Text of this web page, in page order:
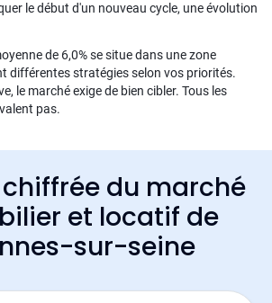
le début d'un nouveau cycle, une évolution
de 6,0% se situe dans une zone
différentes stratégies selon vos priorités.
le marché exige de bien cibler. Tous les
pas.
du marché
et locatif de
sur-seine